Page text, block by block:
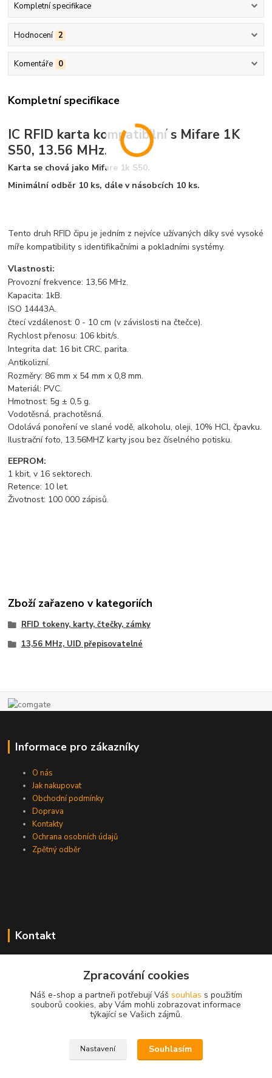
Kompletní specifikace
Hodnocení 2
Komentáře 0
Kompletní specifikace
IC RFID karta kompatibilní s Mifare 1K
S50, 13.56 MHz.
Karta se chová jako Mifare 1k S50.
Minimální odběr 10 ks, dále v násobcích 10 ks.
Tento druh RFID čipu je jedním z nejvíce užívaných díky své vysoké
míře kompatibility s identifikačními a pokladními systémy.
Vlastnosti:
Provozní frekvence: 13,56 MHz.
Kapacita: 1kB.
ISO 14443A.
čtecí vzdálenost: 0 - 10 cm (v závislosti na čtečce).
Rychlost přenosu: 106 kbit/s.
Integrita dat: 16 bit CRC, parita.
Antikolizní.
Rozměry: 86 mm x 54 mm x 0,8 mm.
Materiál: PVC.
Hmotnost: 5g ± 0,5 g.
Vodotěsná, prachotěsná.
Odolává ponoření ve slané vodě, alkoholu, oleji, 10% HCl, čpavku.
Ilustrační foto, 13.56MHZ karty jsou bez číselného potisku.
EEPROM:
1 kbit, v 16 sektorech.
Retence: 10 let.
Životnost: 100 000 zápisů.
Zboží zařazeno v kategoriích
RFID tokeny, karty, čtečky, zámky
13,56 MHz, UID přepisovatelné
Informace pro zákazníky
O nás
Jak nakupovat
Obchodní podmínky
Doprava
Kontakty
Ochrana osobních údajů
Zpětný odběr
Kontakt
Zpracování cookies
Náš e-shop a partneři potřebují Váš souhlas s použitím
souborů cookies, aby Vám mohli zobrazovat informace
týkající se Vašich zájmů.
Nastavení Souhlasím